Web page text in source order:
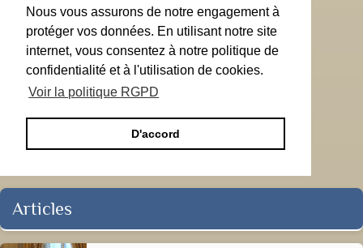
Nous vous assurons de notre engagement à
protéger vos données. En utilisant notre site
internet, vous consentez à notre politique de
confidentialité et à l'utilisation de cookies.
Voir la politique RGPD
D'accord
Articles